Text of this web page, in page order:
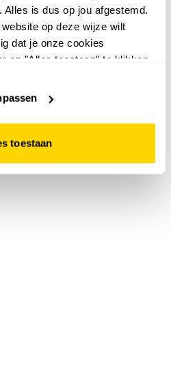
Alles is dus op jou afgestemd.
op deze wijze wilt
dat je onze cookies
op "Alles toestaan" te klikken.
toestaan